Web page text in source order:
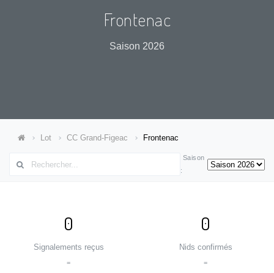
Frontenac
Saison 2026
Lot CC Grand-Figeac Frontenac
Saison
:
0
Signalements reçus
=
0
Nids confirmés
=